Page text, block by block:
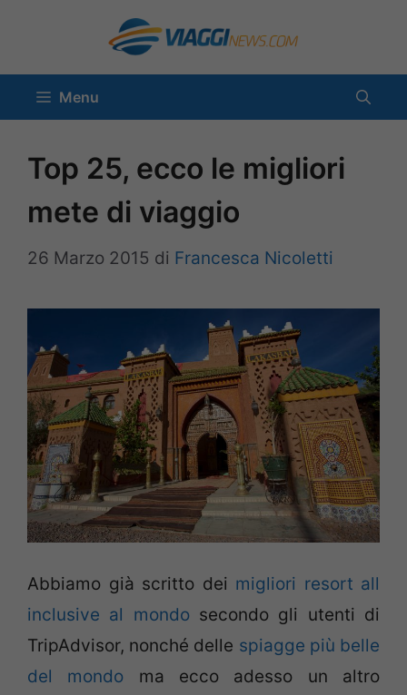
contenuto
Menu
Top 25, ecco le migliori
mete di viaggio
26 Marzo 2015 di Francesca Nicoletti
Abbiamo già scritto dei migliori resort all
inclusive al mondosecondo gli utenti di
TripAdvisor, nonché delle spiagge più belle
del mondo ma ecco adesso un altro